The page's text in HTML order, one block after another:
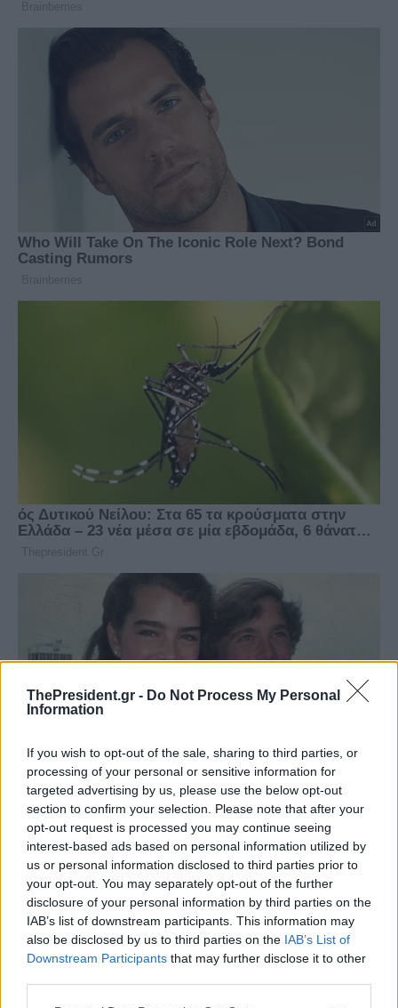
ThePresident.gr - Do Not Process My Personal
Information
If you wish to opt-out of the sale, sharing to third parties, or
processing of your personal or sensitive information for
targeted advertising by us, please use the below opt-out
section to confirm your selection. Please note that after your
opt-out request is processed you may continue seeing
interest-based ads based on personal information utilized by
us or personal information disclosed to third parties prior to
your opt-out. You may separately opt-out of the further
disclosure of your personal information by third parties on the
IAB’s list of downstream participants. This information may
also be disclosed by us to third parties on the IAB’s List of
Downstream Participants that may further disclose it to other